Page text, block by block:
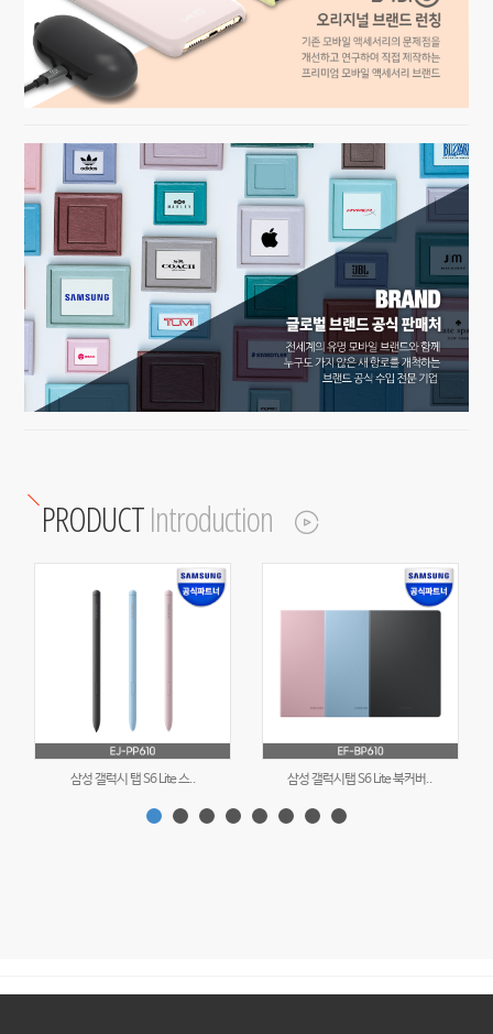
PRODUCTIntroduction
삼성 갤럭시 탭 S6 Lite 스.. 삼성 갤럭시탭 S6 Lite 북커버..